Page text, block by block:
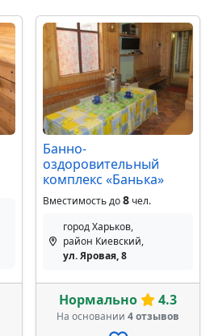
Банно-
оздоровительный
комплекс «Банька»
Вместимость до8чел.
город Харьков,
район Киевский,
ул. Яровая, 8
Нормально 4.3
На основании 4 отзывов